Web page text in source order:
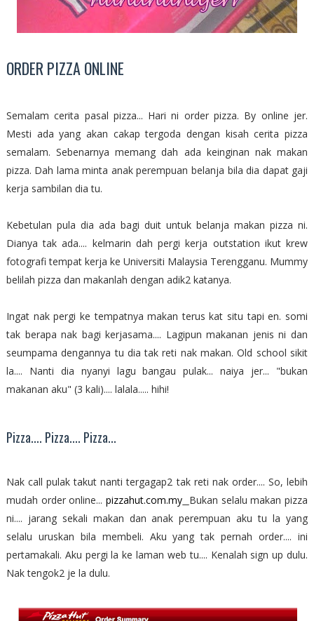
ORDER PIZZA ONLINE
Semalam cerita pasal pizza... Hari ni order pizza. By online jer.
Mesti ada yang akan cakap tergoda dengan kisah cerita pizza
semalam. Sebenarnya memang dah ada keinginan nak makan
pizza. Dah lama minta anak perempuan belanja bila dia dapat gaji
kerja sambilan dia tu.
Kebetulan pula dia ada bagi duit untuk belanja makan pizza ni.
Dianya tak ada.... kelmarin dah pergi kerja outstation ikut krew
fotografi tempat kerja ke Universiti Malaysia Terengganu. Mummy
belilah pizza dan makanlah dengan adik2 katanya.
Ingat nak pergi ke tempatnya makan terus kat situ tapi en. somi
tak berapa nak bagi kerjasama.... Lagipun makanan jenis ni dan
seumpama dengannya tu dia tak reti nak makan. Old school sikit
la.... Nanti dia nyanyi lagu bangau pulak... naiya jer... "bukan
makanan aku" (3 kali).... lalala..... hihi!
Pizza.... Pizza.... Pizza...
Nak call pulak takut nanti tergagap2 tak reti nak order.... So, lebih
mudah order online... pizzahut.com.my Bukan selalu makan pizza
ni.... jarang sekali makan dan anak perempuan aku tu la yang
selalu uruskan bila membeli. Aku yang tak pernah order.... ini
pertamakali. Aku pergi la ke laman web tu.... Kenalah sign up dulu.
Nak tengok2 je la dulu.